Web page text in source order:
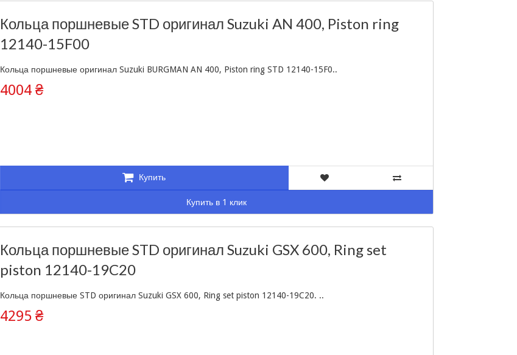
Кольца поршневые STD оригинал Suzuki AN 400, Piston ring
12140-15F00
Кольца поршневые оригинал Suzuki BURGMAN AN 400, Piston ring STD 12140-15F0..
4004 ₴
Купить
Купить в 1 клик
Кольца поршневые STD оригинал Suzuki GSX 600, Ring set
piston 12140-19C20
Кольца поршневые STD оригинал Suzuki GSX 600, Ring set piston 12140-19C20. ..
4295 ₴